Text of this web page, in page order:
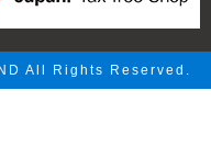
All Rights Reserved.